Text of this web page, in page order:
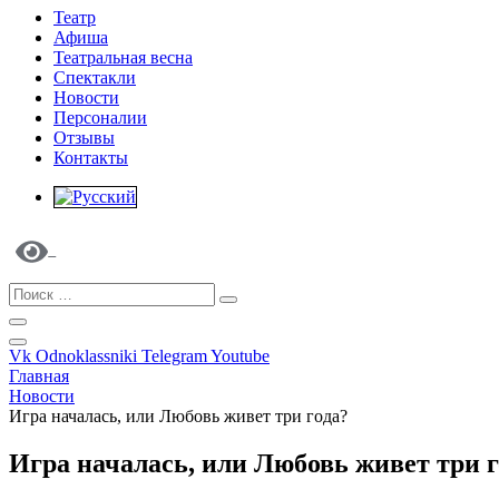
Театр
Афиша
Театральная весна
Спектакли
Новости
Персоналии
Отзывы
Контакты
Vk Odnoklassniki TelegramYoutube
Главная
Новости
Игра началась, или Любовь живет три года?
Игра началась, или Любовь живет три